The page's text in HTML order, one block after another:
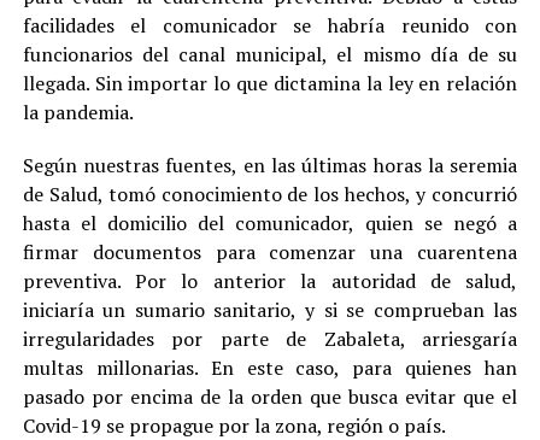
facilidades el comunicador se habría reunido con
funcionarios del canal municipal, el mismo día de su
llegada. Sin importar lo que dictamina la ley en relación
la pandemia.
Según nuestras fuentes, en las últimas horas la seremia
de Salud, tomó conocimiento de los hechos, y concurrió
hasta el domicilio del comunicador, quien se negó a
firmar documentos para comenzar una cuarentena
preventiva. Por lo anterior la autoridad de salud,
iniciaría un sumario sanitario, y si se comprueban las
irregularidades por parte de Zabaleta, arriesgaría
multas millonarias. En este caso, para quienes han
pasado por encima de la orden que busca evitar que el
Covid-19 se propague por la zona, región o país.